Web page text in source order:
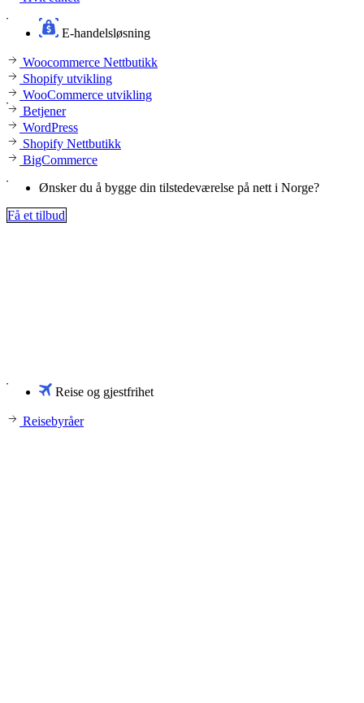
E-handelsløsning
Woocommerce Nettbutikk
Shopify utvikling
WooCommerce utvikling
Betjener
WordPress
Shopify Nettbutikk
BigCommerce
Ønsker du å bygge din tilstedeværelse på nett i Norge?
Få et tilbud
Reise og gjestfrihet
Reisebyråer